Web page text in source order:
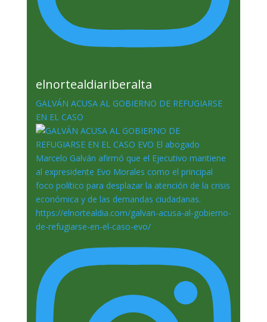
elnortealdiariberalta
GALVÁN ACUSA AL GOBIERNO DE REFUGIARSE
EN EL CASO